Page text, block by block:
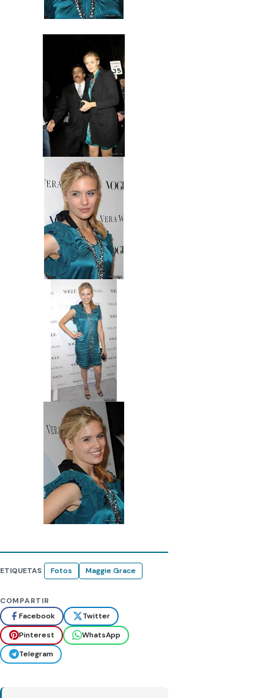
ETIQUETAS Fotos Maggie Grace
COMPARTIR
Facebook
Twitter
Pinterest
WhatsApp
Telegram